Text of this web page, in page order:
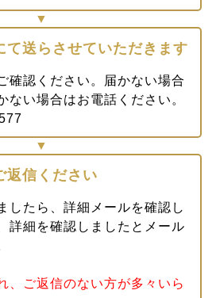
て送らさせていただきます
確認ください。届かない場合
ない場合はお電話ください。
返信ください
したら、詳細メールを確認し
詳細を確認しましたとメール
、ご返信のない方が多々いら